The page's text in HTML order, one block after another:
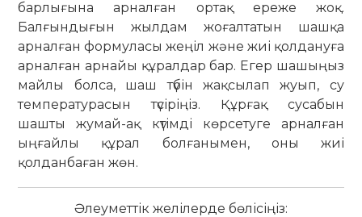
барлығына арналған ортақ ереже жоқ.
Балғындығын жылдам жоғалтатын шашқа
арналған формуласы жеңіл және жиі қолдануға
арналған арнайы құралдар бар. Егер шашыңыз
майлы болса, шаш түбін жақсылап жуып, су
температурасын түсіріңіз. Құрғақ сусабын
шашты жумай-ақ күтімді көрсетуге арналған
ыңғайлы құрал болғанымен, оны жиі
қолданбаған жөн.
Әлеуметтік желілерде бөлісіңіз: